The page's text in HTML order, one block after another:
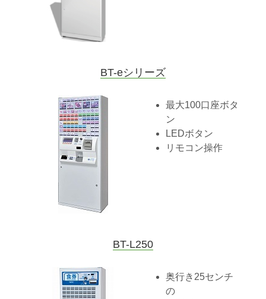
BT-eシリーズ
最大100口座ボタ
ン
LEDボタン
リモコン操作
BT-L250
奥行き25センチ
の